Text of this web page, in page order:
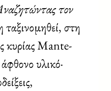
τον
ταξινομηθεί, στη
κυρίας Mante-
υλικό·